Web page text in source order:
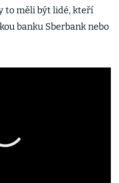
to měli být lidé, kteří
banku Sberbank nebo